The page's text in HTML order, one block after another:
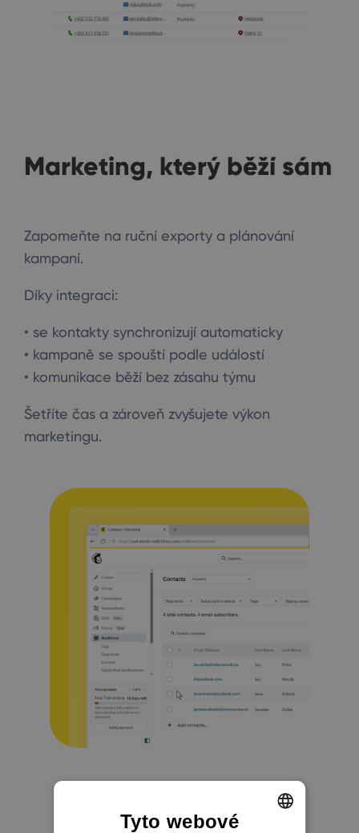
Marketing, který běží sám
Zapomeňte na ruční exporty a plánování
kampaní.
Díky integraci:
• se kontakty synchronizují automaticky
• kampaně se spouští podle událostí
• komunikace běží bez zásahu týmu
Šetříte čas a zároveň zvyšujete výkon
marketingu.
Tyto webové